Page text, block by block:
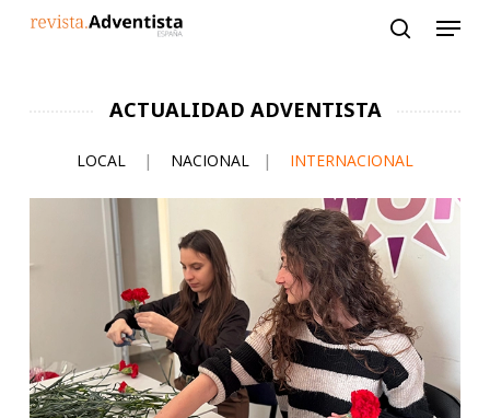
ACTUALIDAD ADVENTISTA
LOCAL | NACIONAL | INTERNACIONAL